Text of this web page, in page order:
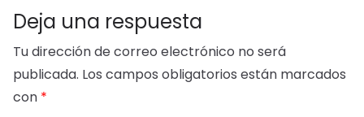
Deja una respuesta
Tu dirección de correo electrónico no será
publicada. Los campos obligatorios están marcados
con *